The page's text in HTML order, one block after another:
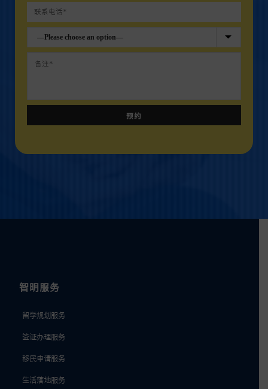
智明服务
留学规划服务
签证办理服务
移民申请服务
生活落地服务